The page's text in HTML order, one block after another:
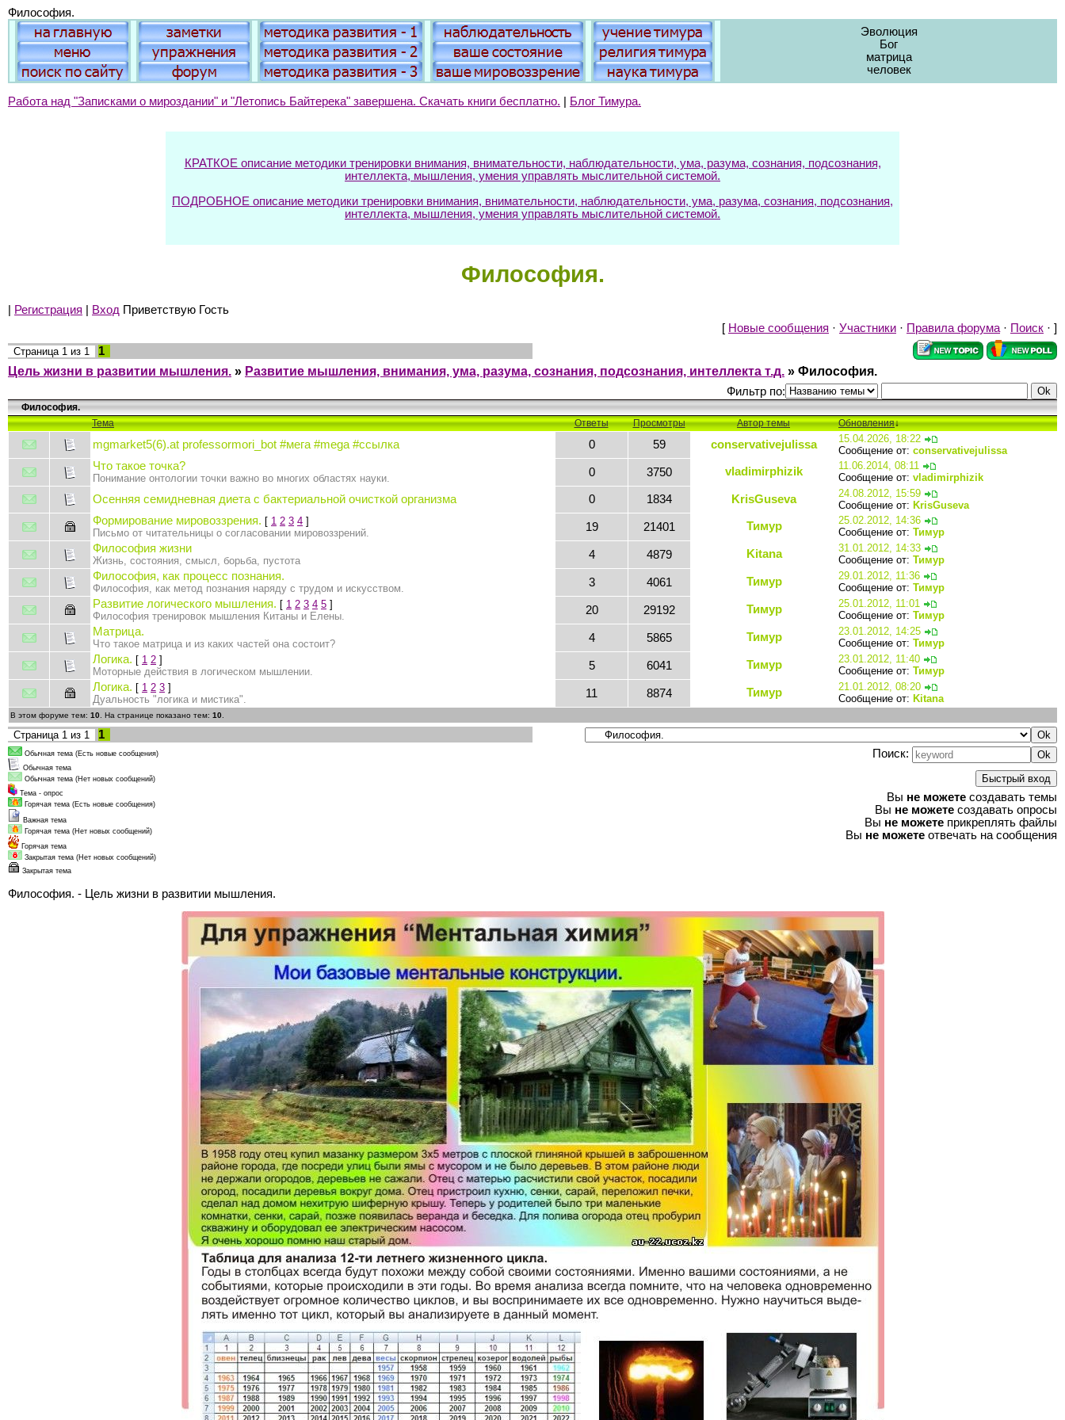
Философия.
Эволюция
Бог
матрица
человек
Работа над "Записками о мироздании" и "Летопись Байтерека" завершена. Скачать книги бесплатно. Блог Тимура.
КРАТКОЕ описание методики тренировки внимания, внимательности, наблюдательности, ума, разума, сознания, подсознания,
интеллекта, мышления, умения управлять мыслительной системой.
ПОДРОБНОЕ описание методики тренировки внимания, внимательности, наблюдательности, ума, разума, сознания, подсознания,
интеллекта, мышления, умения управлять мыслительной системой.
Философия.
| Регистрация | Вход Приветствую Гость
[ Новые сообщения · Участники · Правила форума · Поиск · ]
Страница 1 из 1 1
Цель жизни в развитии мышления. » Развитие мышления, внимания, ума, разума, сознания, подсознания, интеллекта т.д. » Философия.
Фильтр по:
Философия.
Тема
Ответы Просмотры Автор темы Обновления↓
mgmarket5(6).at professormori_bot #мега #mega #ссылка 0 59 conservativejulissa
15.04.2026, 18:22
Сообщение от: conservativejulissa
Что такое точка?
Понимание онтологии точки важно во многих областях науки. 0 3750 vladimirphizik
11.06.2014, 08:11
Сообщение от: vladimirphizik
Осенняя семидневная диета с бактериальной очисткой организма 0 1834 KrisGuseva
24.08.2012, 15:59
Сообщение от: KrisGuseva
Формирование мировоззрения. [ 1 2 3 4 ]
Письмо от читательницы о согласовании мировоззрений.
19 21401 Тимур
25.02.2012, 14:36
Сообщение от: Тимур
Философия жизни
Жизнь, состояния, смысл, борьба, пустота 4 4879 Kitana
31.01.2012, 14:33
Сообщение от: Тимур
Философия, как процесс познания.
Философия, как метод познания наряду с трудом и искусством. 3 4061 Тимур
29.01.2012, 11:36
Сообщение от: Тимур
Развитие логического мышления. [ 1 2 3 4 5 ]
Философия тренировок мышления Китаны и Елены.
20 29192 Тимур
25.01.2012, 11:01
Сообщение от: Тимур
Матрица.
Что такое матрица и из каких частей она состоит? 4 5865 Тимур
23.01.2012, 14:25
Сообщение от: Тимур
Логика. [ 1 2 ]
Моторные действия в логическом мышлении.
5 6041 Тимур
23.01.2012, 11:40
Сообщение от: Тимур
Логика. [ 1 2 3 ]
Дуальность "логика и мистика".
11 8874 Тимур
21.01.2012, 08:20
Сообщение от: Kitana
В этом форуме тем: 10 . На странице показано тем: 10
Страница 1 из 1 1
Обычная тема (Есть новые сообщения)
Обычная тема
Обычная тема (Нет новых сообщений)
Тема - опрос
Горячая тема (Есть новые сообщения)
Важная тема
Горячая тема (Нет новых сообщений)
Горячая тема
Закрытая тема (Нет новых сообщений)
Закрытая тема
Поиск:
Вы не можете создавать темы
Вы не можете создавать опросы
Вы не можете прикреплять файлы
Вы не можете отвечать на сообщения
Философия. - Цель жизни в развитии мышления.